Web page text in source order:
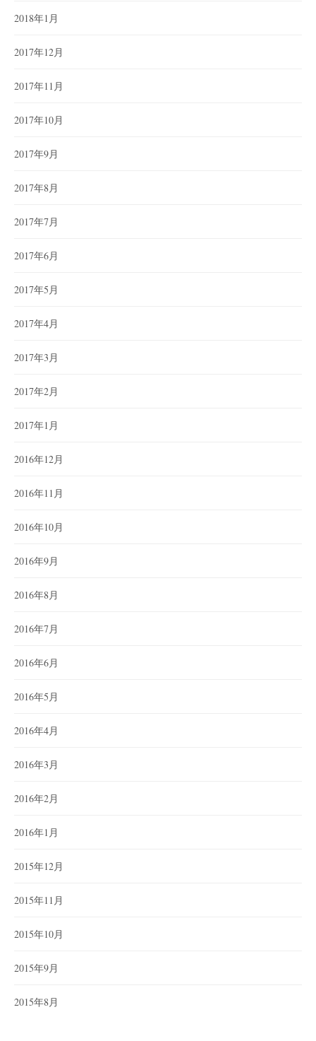
2018年1月
2017年12月
2017年11月
2017年10月
2017年9月
2017年8月
2017年7月
2017年6月
2017年5月
2017年4月
2017年3月
2017年2月
2017年1月
2016年12月
2016年11月
2016年10月
2016年9月
2016年8月
2016年7月
2016年6月
2016年5月
2016年4月
2016年3月
2016年2月
2016年1月
2015年12月
2015年11月
2015年10月
2015年9月
2015年8月